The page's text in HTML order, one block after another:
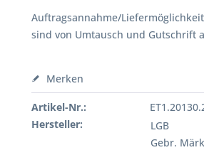
Auftragsannahme/
sind von Umtausch und Gutschrift
Merken
Artikel-Nr.:
Hersteller:
LGB
Gebr.